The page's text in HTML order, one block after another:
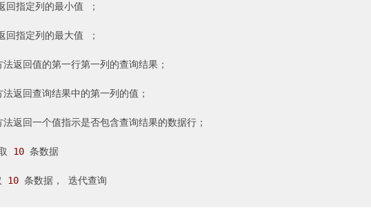
定列的最小值 ；
定列的最大值 ；
值的第一行第一列的查询结果；
查询结果中的第一列的值；
个值指示是否包含查询结果的数据行；
10 条数据
10 条数据， 迭代查询